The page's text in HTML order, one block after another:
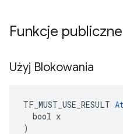
Funkcje publiczne
Użyj Blokowania
TF_MUST_USE_RESULT
  bool x
)